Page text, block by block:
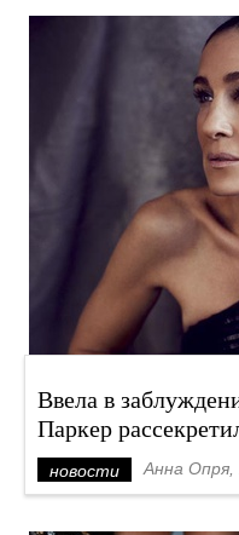
Ввела в
Паркер
новости Анна Опря,